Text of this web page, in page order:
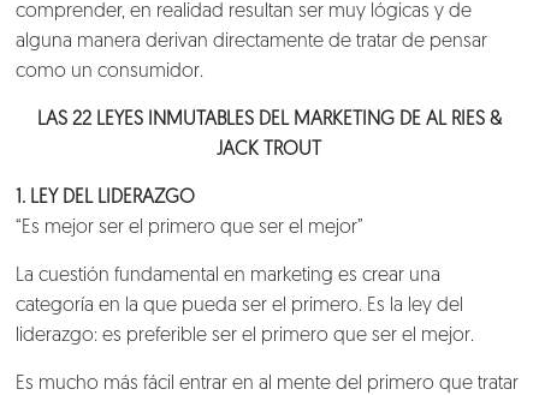
comprender, en realidad resultan ser muy lógicas y de
alguna manera derivan directamente de tratar de pensar
como un consumidor.
LAS 22 LEYES INMUTABLES DEL MARKETING DE AL RIES &
JACK TROUT
1. LEY DEL LIDERAZGO
“Es mejor ser el primero que ser el mejor”
La cuestión fundamental en marketing es crear una
categoría en la que pueda ser el primero. Es la ley del
liderazgo: es preferible ser el primero que ser el mejor.
Es mucho más fácil entrar en al mente del primero que tratar